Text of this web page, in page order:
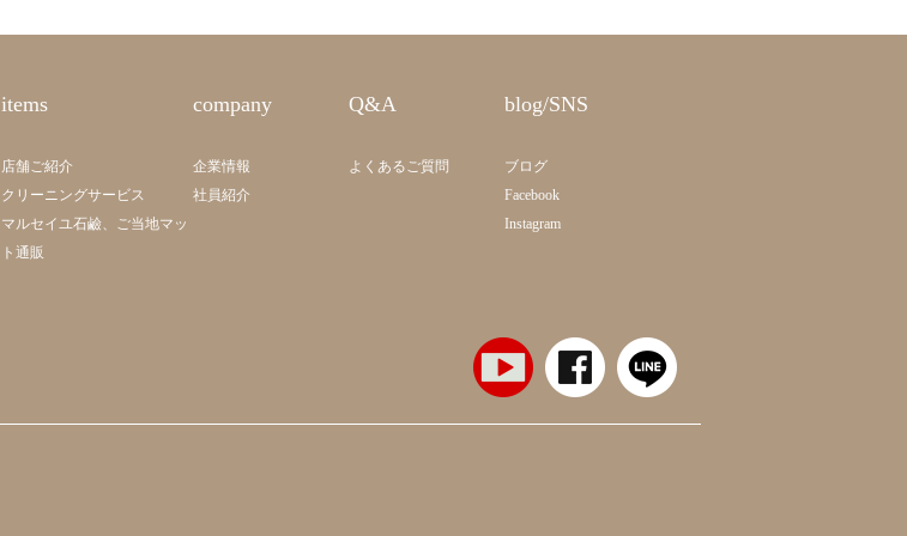
items
店舗ご紹介
クリーニングサービス
マルセイユ石鹼、ご当地マッ
ト通販
company
企業情報
社員紹介
Q&A
よくあるご質問
blog/SNS
ブログ
Facebook
Instagram